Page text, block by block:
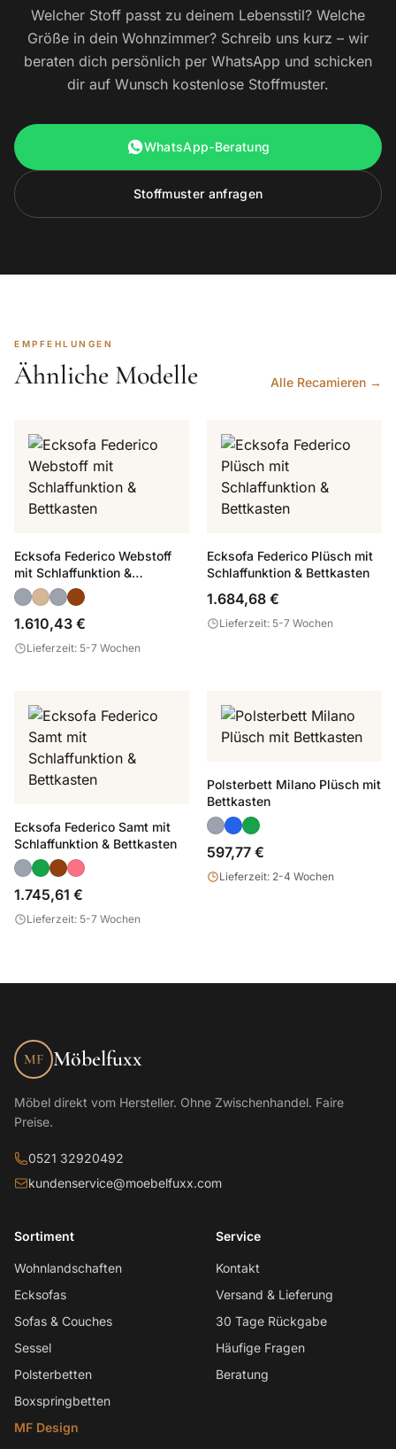
Welcher Stoff passt zu deinem Lebensstil? Welche
Größe in dein Wohnzimmer? Schreib uns kurz – wir
beraten dich persönlich per WhatsApp und schicken
dir auf Wunsch kostenlose Stoffmuster.
WhatsApp-Beratung
Stoffmuster anfragen
EMPFEHLUNGEN
Ähnliche Modelle Alle Recamieren →
Ecksofa Federico Webstoff
mit Schlaffunktion &
Bettkasten
1.610,43 €
Lieferzeit: 5-7 Wochen
Ecksofa Federico Plüsch mit
Schlaffunktion & Bettkasten
1.684,68 €
Lieferzeit: 5-7 Wochen
Ecksofa Federico Samt mit
Schlaffunktion & Bettkasten
1.745,61 €
Lieferzeit: 5-7 Wochen
Polsterbett Milano Plüsch mit
Bettkasten
597,77 €
Lieferzeit: 2-4 Wochen
MF Möbelfuxx
Möbel direkt vom Hersteller. Ohne Zwischenhandel. Faire
Preise.
0521 32920492
kundenservice@moebelfuxx.com
Sortiment
Wohnlandschaften
Ecksofas
Sofas & Couches
Sessel
Polsterbetten
Boxspringbetten
MF Design
Service
Kontakt
Versand & Lieferung
30 Tage Rückgabe
Häufige Fragen
Beratung